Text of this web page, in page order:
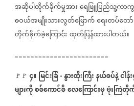
အဆိုပါတိုက်ခိုက်မှုအားရေဖြူပြည်သူ့ကာ
ဓဝယ်အမျိုးသားလွတ်မြောက်ရေးတပ်တော်
တိုက်ခိုက်ခဲ့ကြောင်းထုတ်ပြန်ထားပါတယ်။
========================
🚩🚩 ၄။ မြင်းခြံ - နွားထိုးကြီးနယ်စပ်နဲ့ငါ
များကိုစစ်ကောင်စီလေကြောင်းမှဗုံးကြဲ